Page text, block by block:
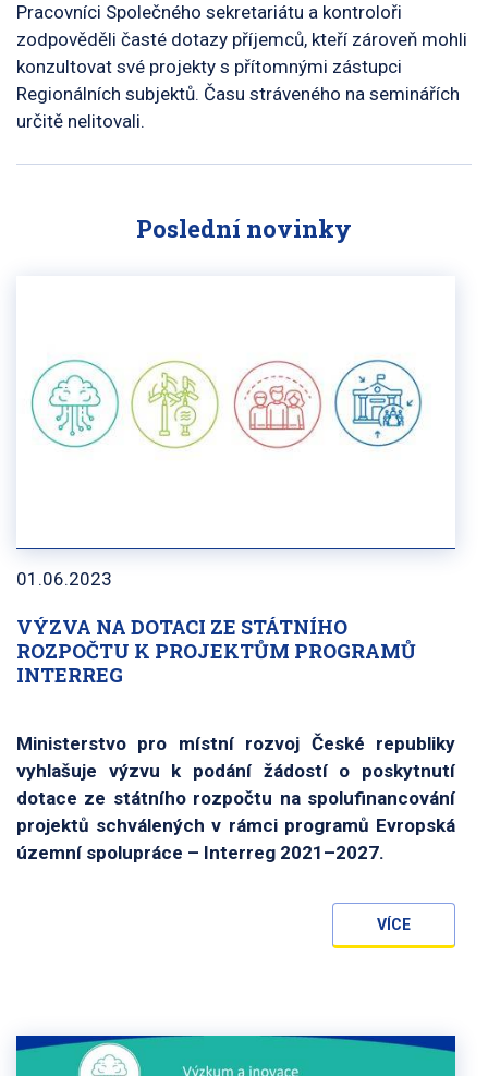
Pracovníci Společného sekretariátu a kontroloři
zodpověděli časté dotazy příjemců, kteří zároveň mohli
konzultovat své projekty s přítomnými zástupci
Regionálních subjektů. Času stráveného na seminářích
určitě nelitovali.
Poslední novinky
VÝZVA NA DOTACI ZE STÁTNÍHO
ROZPOČTU K PROJEKTŮM PROGRAMŮ
INTERREG
01.06.2023
Ministerstvo pro místní rozvoj České republiky
vyhlašuje výzvu k podání žádostí o poskytnutí
dotace ze státního rozpočtu na spolufinancování
projektů schválených v rámci programů Evropská
územní spolupráce – Interreg 2021–2027.
VÍCE